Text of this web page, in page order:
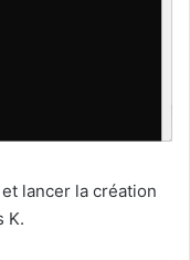
lancer la création
K.